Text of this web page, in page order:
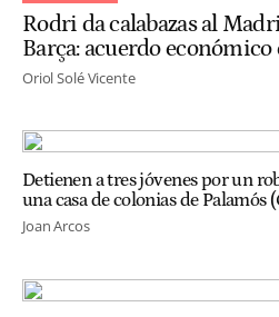
Rodri da calabazas al
Barça: acuerdo económico
Oriol Solé Vicente
Detienen a tres jóvenes por un
una casa de colonias de Palamós
Joan Arcos